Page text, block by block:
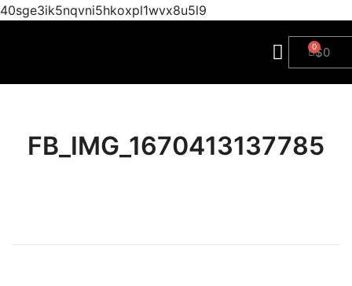
40sge3ik5nqvni5hkoxpl1wvx8u5l9
$0
FB_IMG_1670413137785